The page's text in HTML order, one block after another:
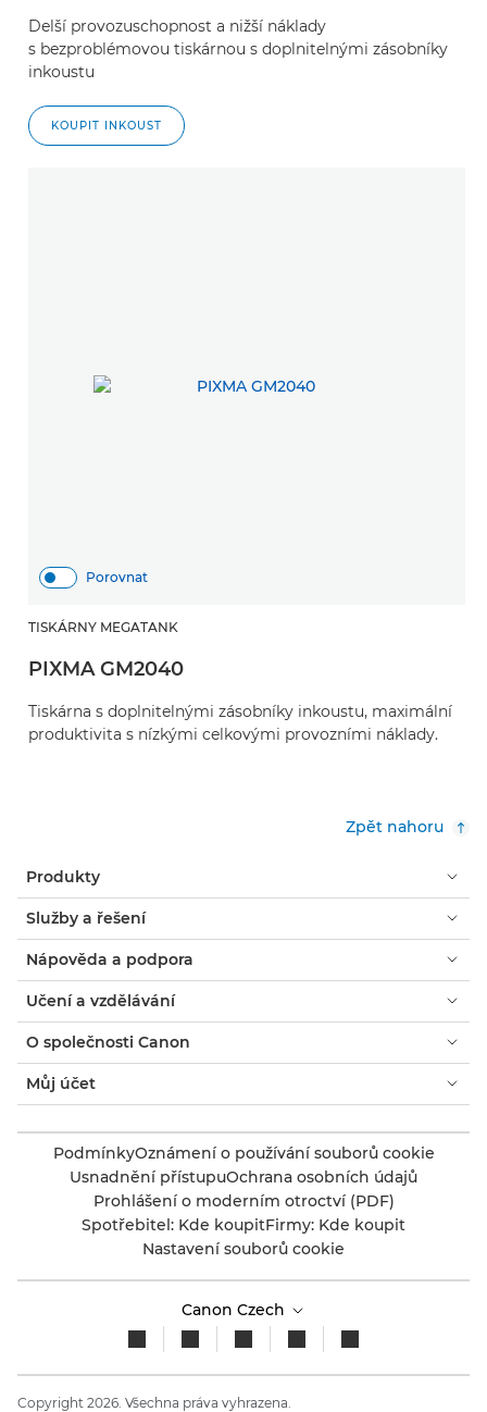
Delší provozuschopnost a nižší náklady
s bezproblémovou tiskárnou s doplnitelnými zásobníky
inkoustu
KOUPIT INKOUST
Porovnat
TISKÁRNY MEGATANK
PIXMA GM2040
Tiskárna s doplnitelnými zásobníky inkoustu, maximální
produktivita s nízkými celkovými provozními náklady.
Zpět nahoru
Produkty
Služby a řešení
Nápověda a podpora
Učení a vzdělávání
O společnosti Canon
Můj účet
PodmínkyOznámení o používání souborů cookie
Usnadnění přístupuOchrana osobních údajů
Prohlášení o moderním otroctví (PDF)
Spotřebitel: Kde koupitFirmy: Kde koupit
Nastavení souborů cookie
Canon Czech
Copyright 2026. Všechna práva vyhrazena.